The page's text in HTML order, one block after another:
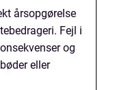
årsopgørelse
Fejl i
og
eller